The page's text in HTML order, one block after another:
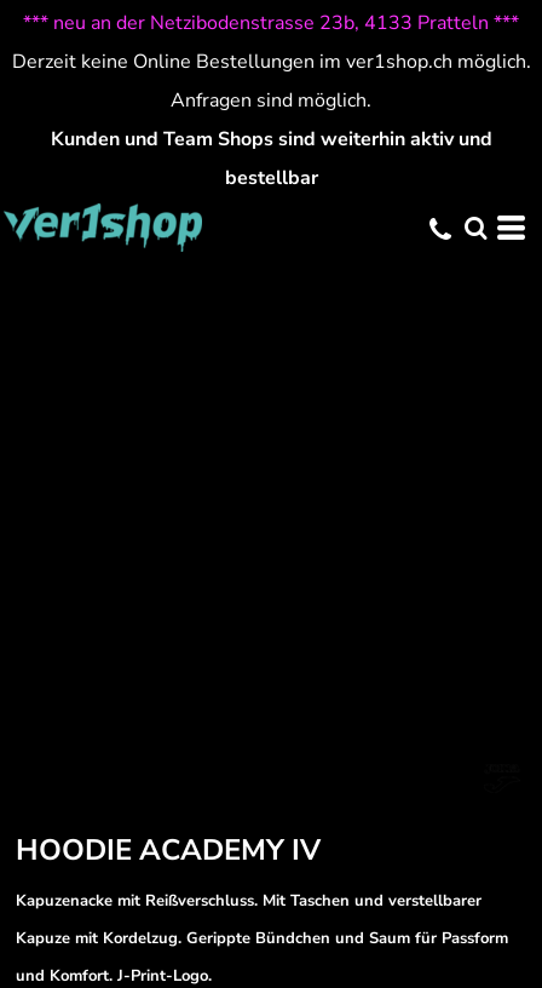
*** neu an der Netzibodenstrasse 23b, 4133 Pratteln ***
Derzeit keine Online Bestellungen im ver1shop.ch möglich.
Anfragen sind möglich.
Kunden und Team Shops sind weiterhin aktiv und
bestellbar
HOODIE ACADEMY IV
Kapuzenacke mit Reißverschluss. Mit Taschen und verstellbarer
Kapuze mit Kordelzug. Gerippte Bündchen und Saum für Passform
und Komfort. J-Print-Logo.